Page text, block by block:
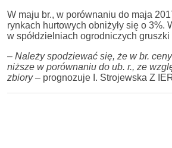
W maju br., w porównaniu do maja
rynkach hurtowych obniżyły się o 3%.
w spółdzielniach ogrodniczych gruszki
– Należy spodziewać się, że w br.
niższe w porównaniu do ub. r., ze
zbiory– prognozuje I. Strojewska Z